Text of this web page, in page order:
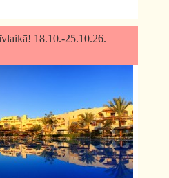
18.10.-25.10.26.